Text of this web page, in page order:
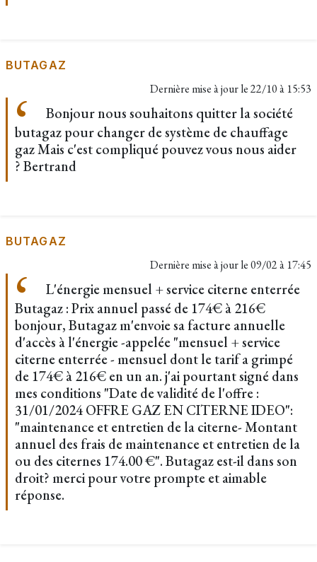
BUTAGAZ
Dernière mise à jour le22/10 à 15:53
Bonjour nous souhaitons quitter la société
butagaz pour changer de système de chauffage
gaz Mais c'est compliqué pouvez vous nous aider
? Bertrand
BUTAGAZ
Dernière mise à jour le09/02 à 17:45
L'énergie mensuel + service citerne enterrée
Butagaz : Prix annuel passé de 174€ à 216€
bonjour, Butagaz m'envoie sa facture annuelle
d'accès à l'énergie -appelée "mensuel + service
citerne enterrée - mensuel dont le tarif a grimpé
de 174€ à 216€ en un an. j'ai pourtant signé dans
mes conditions "Date de validité de l'offre :
31/01/2024 OFFRE GAZ EN CITERNE IDEO":
"maintenance et entretien de la citerne- Montant
annuel des frais de maintenance et entretien de la
ou des citernes 174.00 €". Butagaz est-il dans son
droit? merci pour votre prompte et aimable
réponse.